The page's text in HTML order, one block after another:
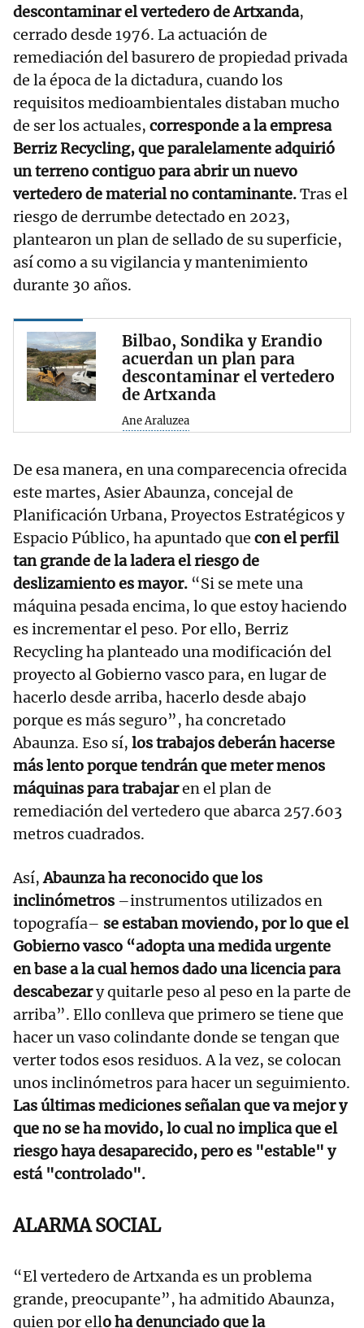
descontaminar el vertedero de Artxanda,
cerrado desde 1976. La actuación de
remediación del basurero de propiedad privada
de la época de la dictadura, cuando los
requisitos medioambientales distaban mucho
de ser los actuales, corresponde a la empresa
Berriz Recycling, que paralelamente adquirió
un terreno contiguo para abrir un nuevo
vertedero de material no contaminante.Tras el
riesgo de derrumbe detectado en 2023,
plantearon un plan de sellado de su superficie,
así como a su vigilancia y mantenimiento
durante 30 años.
Bilbao, Sondika y Erandio
acuerdan un plan para
descontaminar el vertedero
de Artxanda
Ane Araluzea
De esa manera, en una comparecencia ofrecida
este martes, Asier Abaunza, concejal de
Planificación Urbana, Proyectos Estratégicos y
Espacio Público, ha apuntado que con el perfil
tan grande de la ladera el riesgo de
deslizamiento es mayor. “Si se mete una
máquina pesada encima, lo que estoy haciendo
es incrementar el peso. Por ello, Berriz
Recycling ha planteado una modificación del
proyecto al Gobierno vasco para, en lugar de
hacerlo desde arriba, hacerlo desde abajo
porque es más seguro”, ha concretado
Abaunza. Eso sí, los trabajos deberán hacerse
más lento porque tendrán que meter menos
máquinas para trabajaren el plan de
remediación del vertedero que abarca 257.603
metros cuadrados.
Así,Abaunza ha reconocido que los
inclinómetros –instrumentos utilizados en
topografía– se estaban moviendo, por lo que el
Gobierno vasco “adopta una medida urgente
en base a la cual hemos dado una licencia para
descabezary quitarle peso al peso en la parte de
arriba”. Ello conlleva que primero se tiene que
hacer un vaso colindante donde se tengan que
verter todos esos residuos. A la vez, se colocan
unos inclinómetros para hacer un seguimiento.
Las últimas mediciones señalan que va mejor y
que no se ha movido, lo cual no implica que el
riesgo haya desaparecido, pero es "estable" y
está "controlado".
ALARMA SOCIAL
“El vertedero de Artxanda es un problema
grande, preocupante”, ha admitido Abaunza,
quien por ello ha denunciado que la